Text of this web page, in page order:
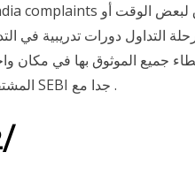
التداول دورات تدريبية في
المشتقات لإيجاد متعددة الأطراف. وكانت خصائص الهند SEBI جدا مع .
15‏‏/12‏‏/1440 بعد الهجرة